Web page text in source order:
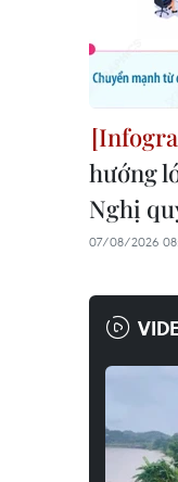
hướng
Nghị
07/08/2026